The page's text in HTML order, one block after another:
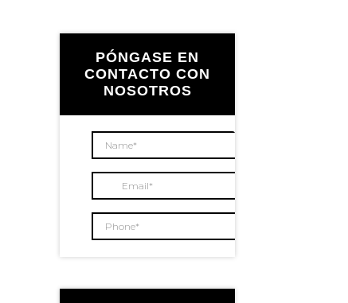
Barra
lateral
principal
PÓNGASE EN
CONTACTO CON
NOSOTROS